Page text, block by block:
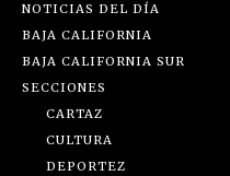
NOTICIAS DEL DÍA
BAJA CALIFORNIA
BAJA CALIFORNIA SUR
SECCIONES
CARTAZ
CULTURA
DEPORTEZ